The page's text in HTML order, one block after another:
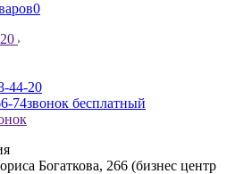
0
44-20
74звонок бесплатный
Богаткова, 266 (бизнес центр